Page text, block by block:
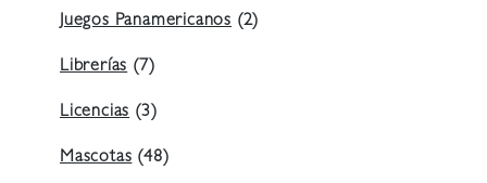
Juegos Panamericanos (2)
Librerías (7)
Licencias (3)
Mascotas (48)